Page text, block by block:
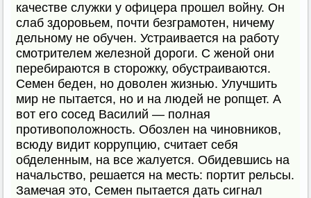
качестве служки у офицера прошел войну. Он
слаб здоровьем, почти безграмотен, ничему
дельному не обучен. Устраивается на работу
смотрителем железной дороги. С женой они
перебираются в сторожку, обустраиваются.
Семен беден, но доволен жизнью. Улучшить
мир не пытается, но и на людей не ропщет. А
вот его сосед Василий — полная
противоположность. Обозлен на чиновников,
всюду видит коррупцию, считает себя
обделенным, на все жалуется. Обидевшись на
начальство, решается на месть: портит рельсы.
Замечая это, Семен пытается дать сигнал